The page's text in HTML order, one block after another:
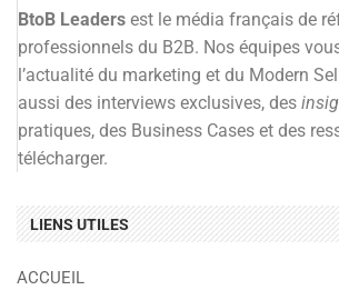
BtoB Leaders est le média français de
professionnels du B2B. Nos équipes
l’actualité du marketing et du Modern
aussi des interviews exclusives, des
pratiques, des Business Cases et des
télécharger.
LIENS UTILES
ACCUEIL